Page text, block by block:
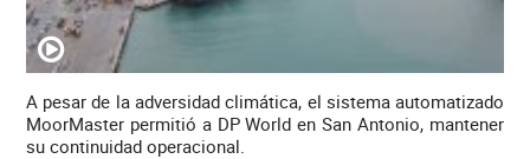
A pesar de la adversidad climática, el sistema automatizado
MoorMaster permitió a DP World en San Antonio, mantener
su continuidad operacional.